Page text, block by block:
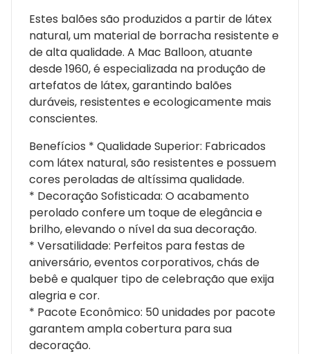
Estes balões são produzidos a partir de látex
natural, um material de borracha resistente e
de alta qualidade. A Mac Balloon, atuante
desde 1960, é especializada na produção de
artefatos de látex, garantindo balões
duráveis, resistentes e ecologicamente mais
conscientes.
Benefícios * Qualidade Superior: Fabricados
com látex natural, são resistentes e possuem
cores peroladas de altíssima qualidade.
* Decoração Sofisticada: O acabamento
perolado confere um toque de elegância e
brilho, elevando o nível da sua decoração.
* Versatilidade: Perfeitos para festas de
aniversário, eventos corporativos, chás de
bebê e qualquer tipo de celebração que exija
alegria e cor.
* Pacote Econômico: 50 unidades por pacote
garantem ampla cobertura para sua
decoração.